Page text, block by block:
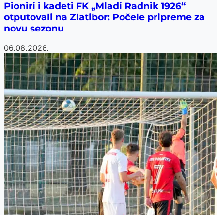
Pioniri i kadeti FK „Mladi Radnik 1926“
otputovali na Zlatibor: Počele pripreme za
novu sezonu
06.08.2026.